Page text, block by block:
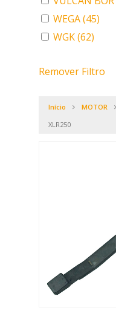
WEGA(45)
WGK(62)
Remover Filtro
Início MOTOR
XLR250